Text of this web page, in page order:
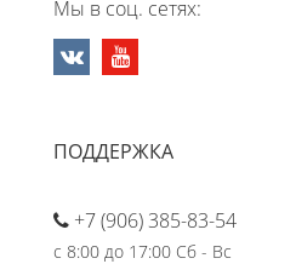
Мы в соц. сетях:
ПОДДЕРЖКА
+7 (906) 385-83-54
с 8:00 до 17:00 Сб - Вс